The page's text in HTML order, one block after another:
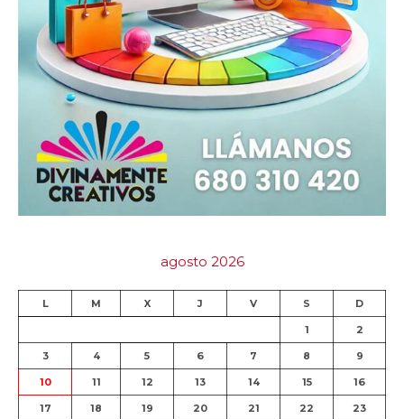
agosto 2026
L M X J V S D
1 2
3 4 5 6 7 8 9
10 11 12 13 14 15 16
17 18 19 20 21 22 23